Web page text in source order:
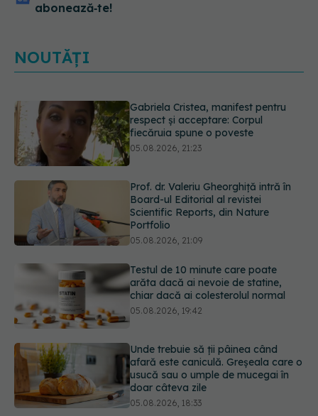
abonează‑te!
NOUTĂȚI
Prof. dr. Valeriu Gheorghiță intră în
Board-ul Editorial al revistei
Scientific Reports, din Nature
Portfolio
Testul de 10 minute care poate
arăta dacă ai nevoie de statine,
chiar dacă ai colesterolul normal
05.08.2026, 19:42
Unde trebuie să ții pâinea când
afară este caniculă. Greșeala care o
usucă sau o umple de mucegai în
doar câteva zile
Primele 5 semne ale bolii Parkinson
pe care 80% dintre oameni le
ignoră. Nu e vorba doar despre
tremor
05.08.2026, 17:31